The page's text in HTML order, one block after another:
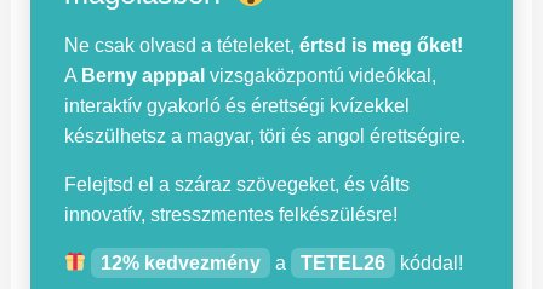
Ne csak olvasd a tételeket,értsd is meg őket!
A Berny apppal vizsgaközpontú videókkal,
interaktív gyakorló és érettségi kvízekkel
készülhetsz a magyar, töri és angol érettségire.
Felejtsd el a száraz szövegeket, és válts
innovatív, stresszmentes felkészülésre!
12% kedvezmény a TETEL26 kóddal!